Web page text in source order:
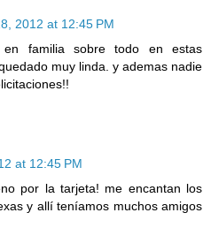
2012 at 12:45 PM
en familia sobre todo en estas
muy linda. y ademas nadie
at 12:45 PM
por la tarjeta! me encantan los
y allí teníamos muchos amigos